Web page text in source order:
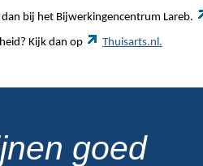
bij het Bijwerkingencentrum Lareb.
Kijk dan op Thuisarts.nl.
goed